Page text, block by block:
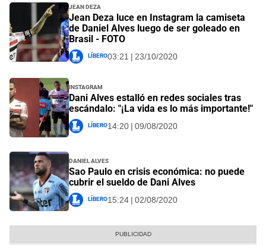
Jean Deza
Jean Deza luce en Instagram la camiseta
de Daniel Alves luego de ser goleado en
Brasil - FOTO
Líbero03:21 | 23/10/2020
Instagram
Dani Alves estalló en redes sociales tras
escándalo: "¡La vida es lo más importante!"
Líbero14:20 | 09/08/2020
Daniel Alves
Sao Paulo en crisis económica: no puede
cubrir el sueldo de Dani Alves
Líbero15:24 | 02/08/2020